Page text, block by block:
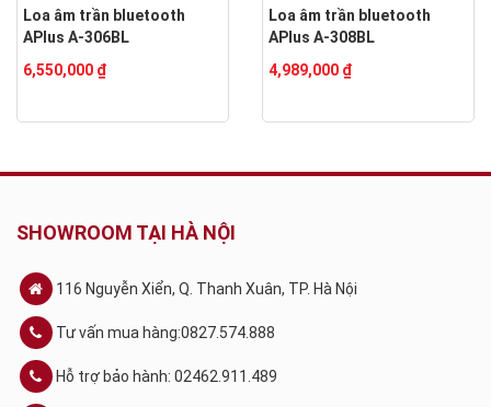
Loa âm trần bluetooth
APlus A-306BL
6,550,000 ₫
Loa âm trần bluetooth
APlus A-308BL
4,989,000 ₫
SHOWROOM TẠI HÀ NỘI
116 Nguyễn Xiển, Q. Thanh Xuân, TP. Hà Nội
Tư vấn mua hàng:0827.574.888
Hỗ trợ bảo hành: 02462.911.489